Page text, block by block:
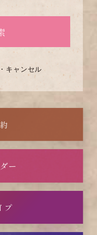
キャンセル
ー
プ